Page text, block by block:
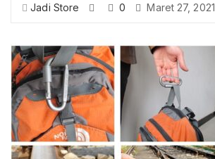
Jadi Store 0 Maret 27, 2021